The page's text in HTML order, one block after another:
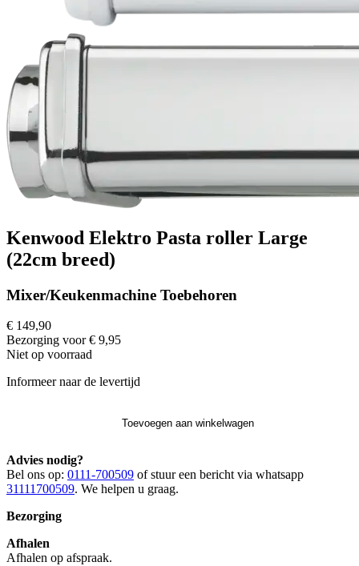
Kenwood Elektro Pasta roller Large
(22cm breed)
Mixer/Keukenmachine Toebehoren
€ 149,90
Bezorging voor € 9,95
Niet op voorraad
Informeer naar de levertijd
Toevoegen aan winkelwagen
Advies nodig?
Bel ons op: 0111-700509 of stuur een bericht via whatsapp
31111700509. We helpen u graag.
Bezorging
Afhalen
Afhalen op afspraak.